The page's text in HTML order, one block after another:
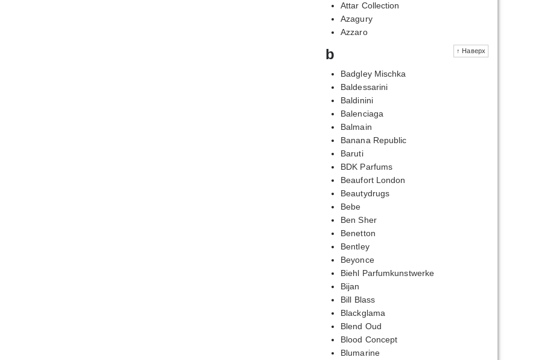
Attar Collection
Azagury
Azzaro
↑ Наверх
b
Badgley Mischka
Baldessarini
Baldinini
Balenciaga
Balmain
Banana Republic
Baruti
BDK Parfums
Beaufort London
Beautydrugs
Bebe
Ben Sher
Benetton
Bentley
Beyonce
Biehl Parfumkunstwerke
Bijan
Bill Blass
Blackglama
Blend Oud
Blood Concept
Blumarine